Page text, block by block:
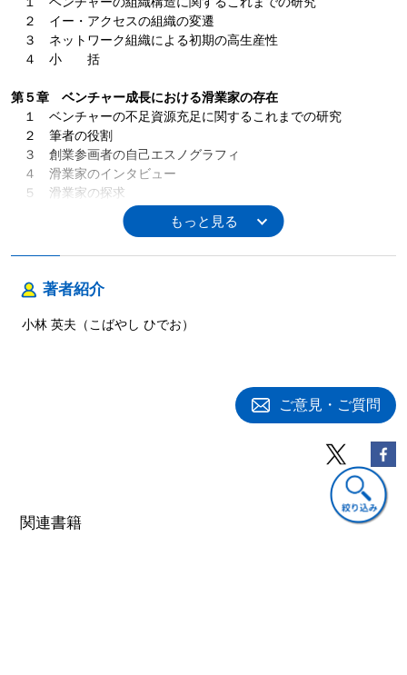
２ イー・アクセスの組織の変遷
３ ネットワーク組織による初期の高生産性
４ 小 括
第５章 ベンチャー成長における滑業家の存在
１ ベンチャーの不足資源充足に関するこれまでの研究
２ 筆者の役割
３ 創業参画者の自己エスノグラフィ
４ 滑業家のインタビュー
５ 滑業家の探求
２ 本書の含意
―ベンチャーのキャリア形成手段としての意義
小林 英夫（こばやし ひでお）
著者紹介
小林 英夫（こばやし ひでお）
ご意見・ご質問
関連書籍